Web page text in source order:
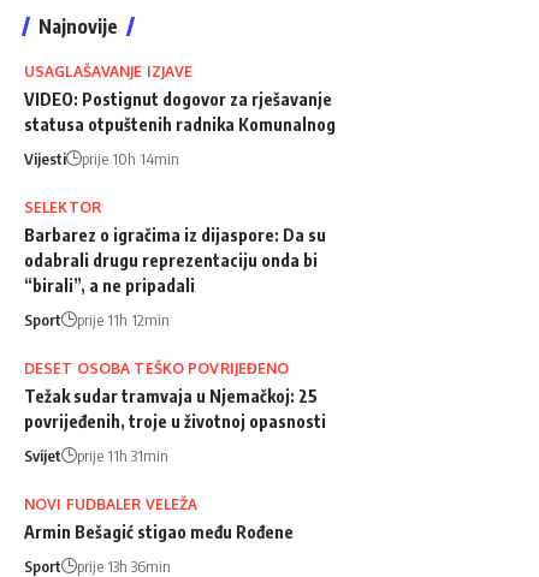
Najnovije
USAGLAŠAVANJE IZJAVE
VIDEO: Postignut dogovor za rješavanje
statusa otpuštenih radnika Komunalnog
Vijesti prije 10h 14min
SELEKTOR
Barbarez o igračima iz dijaspore: Da su
odabrali drugu reprezentaciju onda bi
“birali”, a ne pripadali
Sport prije 11h 12min
DESET OSOBA TEŠKO POVRIJEĐENO
Težak sudar tramvaja u Njemačkoj: 25
povrijeđenih, troje u životnoj opasnosti
Svijet prije 11h 31min
NOVI FUDBALER VELEŽA
Armin Bešagić stigao među Rođene
Sport prije 13h 36min